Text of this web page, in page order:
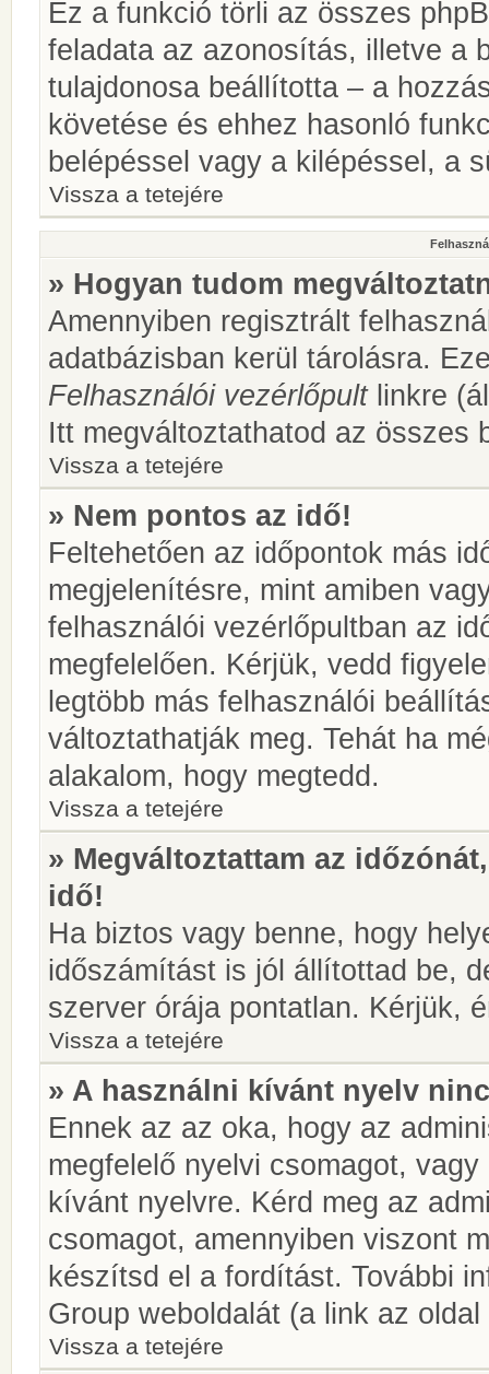
Ez a funkció törli az összes
feladata az azonosítás, illetve a
tulajdonosa beállította – a
követése és ehhez hasonló
belépéssel vagy a kilépéssel, a
Vissza a tetejére
» Hogyan tudom
Amennyiben regisztrált
adatbázisban kerül tárolásra.
Felhasználói vezérlőpultlinkre
Itt megváltoztathatod az összes
Vissza a tetejére
» Nem pontos az idő!
Feltehetően az időpontok más
megjelenítésre, mint amiben
felhasználói vezérlőpultban az
megfelelően. Kérjük, vedd
legtöbb más felhasználói
változtathatják meg. Tehát ha
alakalom, hogy megtedd.
Vissza a tetejére
» Megváltoztattam az
idő!
Ha biztos vagy benne, hogy
időszámítást is jól állítottad be,
szerver órája pontatlan. Kérjük,
Vissza a tetejére
» A használni kívánt nyelv
Ennek az az oka, hogy az
megfelelő nyelvi csomagot,
kívánt nyelvre. Kérd meg az
csomagot, amennyiben viszont
készítsd el a fordítást. További
Group weboldalát (a link az
Vissza a tetejére